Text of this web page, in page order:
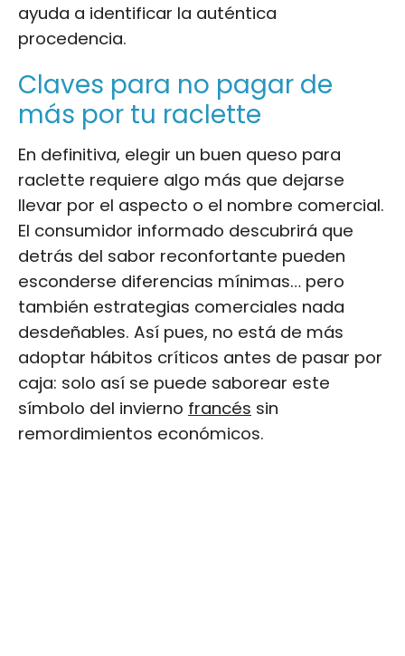
ayuda a identificar la auténtica
procedencia.
Claves para no pagar de
más por tu raclette
En definitiva, elegir un buen queso para
raclette requiere algo más que dejarse
llevar por el aspecto o el nombre comercial.
El consumidor informado descubrirá que
detrás del sabor reconfortante pueden
esconderse diferencias mínimas… pero
también estrategias comerciales nada
desdeñables. Así pues, no está de más
adoptar hábitos críticos antes de pasar por
caja: solo así se puede saborear este
símbolo del invierno francés sin
remordimientos económicos.